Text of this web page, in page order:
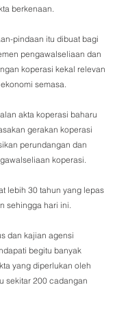
berkenaan.
pindaan itu dibuat bagi
pengawalseliaan dan
koperasi kekal relevan
semasa.
akta koperasi baharu
gerakan koperasi
perundangan dan
koperasi.
lebih 30 tahun yang lepas
sehingga hari ini.
dan kajian agensi
begitu banyak
yang diperlukan oleh
sekitar 200 cadangan